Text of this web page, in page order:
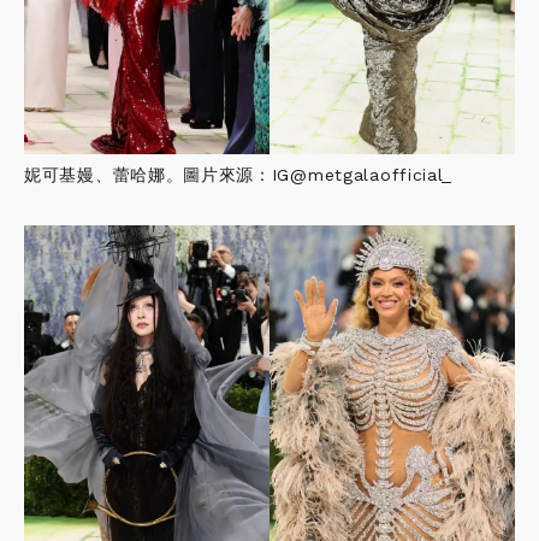
妮可基嫚、蕾哈娜。圖片來源：IG@metgalaofficial_